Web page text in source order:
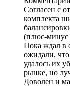
Согласен с
комплекта
(плюс-минус
Пока ждал в
ожидали,
удалось их
рынке, но
Доволен и